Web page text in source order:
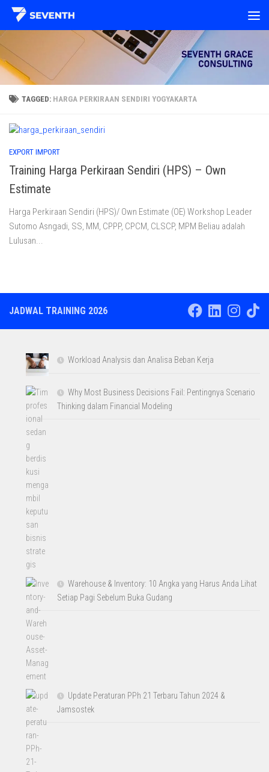
Skip to content
TAGGED: HARGA PERKIRAAN SENDIRI YOGYAKARTA
EXPORT IMPORT
Training Harga Perkiraan Sendiri (HPS) – Own
Estimate
Harga Perkiraan Sendiri (HPS)/ Own Estimate (OE) Workshop Leader
Sutomo Asngadi, SS, MM, CPPP, CPCM, CLSCP, MPM Beliau adalah
Lulusan...
JADWAL TRAINING 2026
Workload Analysis dan Analisa Beban Kerja
Why Most Business Decisions Fail: Pentingnya Scenario
Thinking dalam Financial Modeling
Warehouse & Inventory: 10 Angka yang Harus Anda Lihat
Setiap Pagi Sebelum Buka Gudang
Update Peraturan PPh 21 Terbaru Tahun 2024 &
Jamsostek